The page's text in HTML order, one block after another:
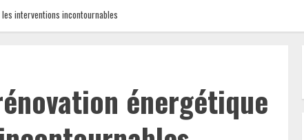
interventions incontournables
énergétique